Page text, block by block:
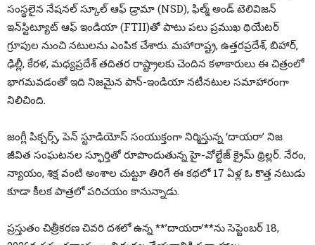
సంస్థలైన నేషనల్ స్కూల్ ఆఫ్ డ్రామా (NSD), ఫిల్మ్ అండ్ టెలివిజన్
ఇన్‌స్టిట్యూట్ ఆఫ్ ఇండియా (FTII)తో పాటు పలు ప్రముఖ థియేటర్
గ్రూపుల నుంచి నటులను ఎంపిక చేశారు. మహారాష్ట్ర, ఉత్తరప్రదేశ్, బిహార్,
ఢిల్లీ, కేరళ, మధ్యప్రదేశ్ తదితర రాష్ట్రాలకు చెందిన కళాకారులు ఈ చిత్రంలో
భాగమవడంతో ఇది నిజమైన పాన్-ఇండియా నటీనటుల సమాహారంగా
నిలిచింది.
జంగ్లీ పిక్చర్స్, పెన్ స్టూడియోస్ సంయుక్తంగా నిర్మిస్తున్న ‘దాయరా’ నిజ
జీవిత సంఘటనల స్ఫూర్తితో రూపొందుతున్న హై-వోల్టేజ్ క్రైమ్ థ్రిల్లర్. నేరం,
న్యాయం, శిక్ష వంటి అంశాల చుట్టూ తిరిగే ఈ కథలో 17 ఏళ్ల ఓ కొత్త నటుడు
కూడా కీలక పాత్రలో పరిచయం కానున్నాడు.
ప్రస్తుతం చిత్రీకరణ చివరి దశలో ఉన్న **’దాయరా’**ను సెప్టెంబర్ 18,